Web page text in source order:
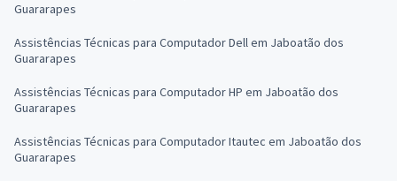
Guararapes
Assistências Técnicas para Computador Dell em Jaboatão dos
Guararapes
Assistências Técnicas para Computador HP em Jaboatão dos
Guararapes
Assistências Técnicas para Computador Itautec em Jaboatão dos
Guararapes